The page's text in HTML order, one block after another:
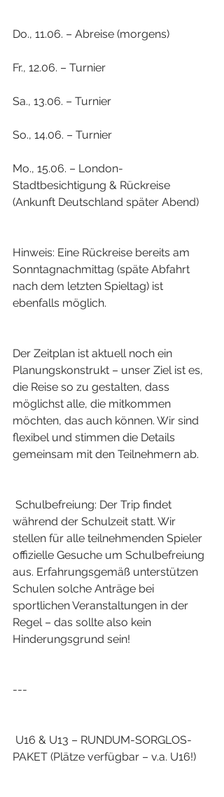
Do., 11.06. – Abreise (morgens)
Fr., 12.06. – Turnier
Sa., 13.06. – Turnier
So., 14.06. – Turnier
Mo., 15.06. – London-
Stadtbesichtigung & Rückreise
(Ankunft Deutschland später Abend)
Hinweis: Eine Rückreise bereits am
Sonntagnachmittag (späte Abfahrt
nach dem letzten Spieltag) ist
ebenfalls möglich.
Der Zeitplan ist aktuell noch ein
Planungskonstrukt – unser Ziel ist es,
die Reise so zu gestalten, dass
möglichst alle, die mitkommen
möchten, das auch können. Wir sind
flexibel und stimmen die Details
gemeinsam mit den Teilnehmern ab.
während der Schulzeit statt. Wir
stellen für alle teilnehmenden Spieler
offizielle Gesuche um Schulbefreiung
aus. Erfahrungsgemäß unterstützen
Schulen solche Anträge bei
sportlichen Veranstaltungen in der
Regel – das sollte also kein
Hinderungsgrund sein!
---
PAKET (Plätze verfügbar – v.a. U16!)